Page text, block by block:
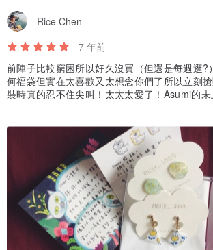
Rice Chen
7 年前
前陣子比較窮困所以好久沒買（但還是每週逛?
何福袋但實在太喜歡又太想念你們了所以立刻
裝時真的忍不住尖叫！太太太愛了！Asumi的未
查理的小王子系列是小王子控我本人之前就好
買到這麼幸福ᶘ ᵒᴥᵒᶅ（立志每次都在評價打告白